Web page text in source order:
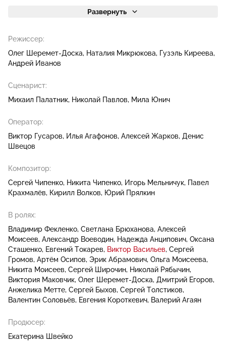
Развернуть
Режиссер:
Олег Шеремет-Доска Наталия Микрюкова Гузэль Киреева
Андрей Иванов
Сценарист:
Михаил Палатник Николай Павлов Мила Юнич
Оператор:
Виктор Гусаров
Илья Агафонов Алексей Жарков Денис
Швецов
Композитор:
Сергей Чипенко Никита Чипенко Игорь Мельничук Павел
Крахмалёв
Кирилл Волков Юрий Прялкин
В ролях:
Владимир Фекленко Светлана Брюханова Алексей
Моисеев Александр Воеводин Надежда Анципович Оксана
Сташенко Евгений Токарев Виктор Васильев Сергей
Громов Артём Осипов Эрик Абрамович Ольга Моисеева
Никита Моисеев Сергей Широчин Николай Рябычин
Виктория Маковчик Олег Шеремет-Доска Дмитрий Егоров
Анжелика Метте Сергей Быхов Сергей Толстиков
Валентин Соловьёв
Евгения Короткевич Валерий Агаян
Продюсер:
Екатерина Швейко